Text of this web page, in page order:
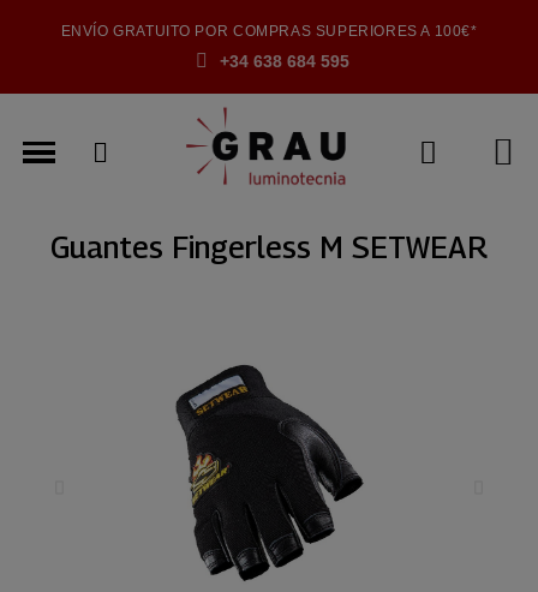
ENVÍO GRATUITO POR COMPRAS SUPERIORES A 100€*
+34 638 684 595
Guantes Fingerless M SETWEAR